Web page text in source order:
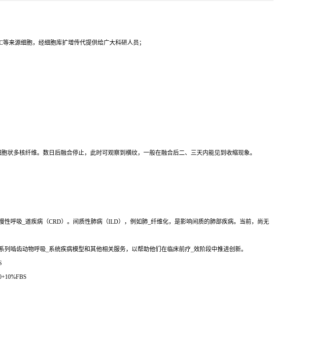
来源细胞，经细胞库扩增传代提供给广大科研人员；
状多核纤维。数日后融合停止，此时可观察到横纹，一般在融合后二、三天内能见到收缩现象。
呼吸_道疾病（CRD）。间质性肺病（ILD），例如肺_纤维化，是影响间质的肺部疾病。当前，尚无
啮齿动物呼吸_系统疾病模型和其他相关服务，以帮助他们在临床前疗_效阶段中推进创新。